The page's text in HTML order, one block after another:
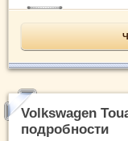
Volkswagen
подробности